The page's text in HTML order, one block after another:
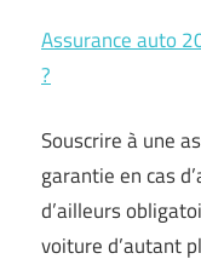
Assurance auto
?
Souscrire à une
garantie en cas
d’ailleurs
voiture d’autant